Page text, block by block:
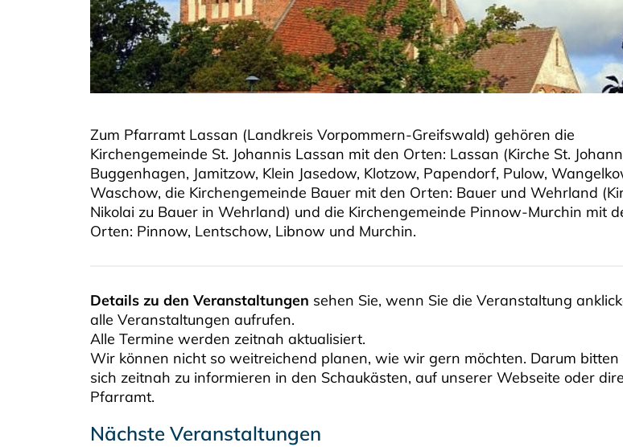
Zum Pfarramt Lassan (Landkreis Vorpommern-Greifswald) gehören die
Kirchengemeinde St. Johannis Lassan mit den Orten: Lassan (Kirche St.
Buggenhagen, Jamitzow, Klein Jasedow, Klotzow, Papendorf, Pulow,
Waschow, die Kirchengemeinde Bauer mit den Orten: Bauer und Wehrland
Nikolai zu Bauer in Wehrland) und die Kirchengemeinde Pinnow-Murchin mit
Orten: Pinnow, Lentschow, Libnow und Murchin.
Details zu den Veranstaltungen sehen Sie, wenn Sie die Veranstaltung
alle Veranstaltungen aufrufen.
Alle Termine werden zeitnah aktualisiert.
Wir können nicht so weitreichend planen, wie wir gern möchten. Darum bitten
sich zeitnah zu informieren in den Schaukästen, auf unserer Webseite oder
Pfarramt.
Nächste Veranstaltungen